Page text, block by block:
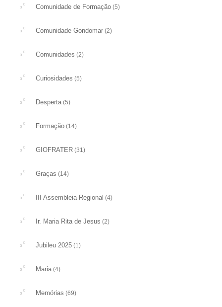
Comunidade de Formação (5)
Comunidade Gondomar (2)
Comunidades (2)
Curiosidades (5)
Desperta(5)
Formação (14)
GIOFRATER (31)
Graças (14)
III Assembleia Regional (4)
Ir. Maria Rita de Jesus (2)
Jubileu 2025 (1)
Maria(4)
Memórias (69)